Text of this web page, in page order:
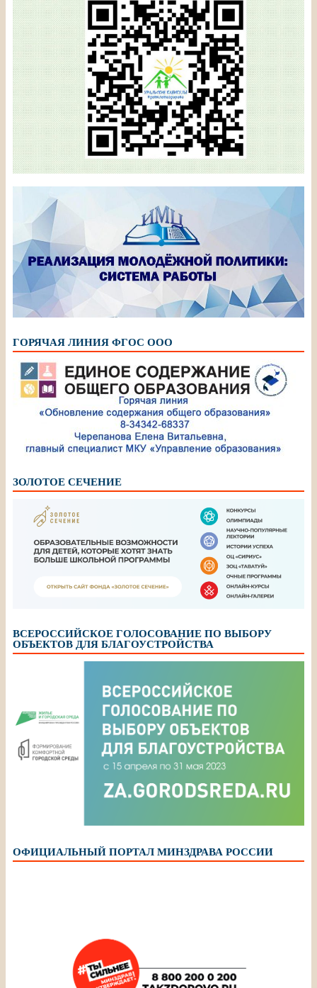
ГОРЯЧАЯ ЛИНИЯ ФГОС ООО
ЗОЛОТОЕ СЕЧЕНИЕ
ВСЕРОССИЙСКОЕ ГОЛОСОВАНИЕ ПО ВЫБОРУ
ОБЪЕКТОВ ДЛЯ БЛАГОУСТРОЙСТВА
ОФИЦИАЛЬНЫЙ ПОРТАЛ МИНЗДРАВА РОССИИ